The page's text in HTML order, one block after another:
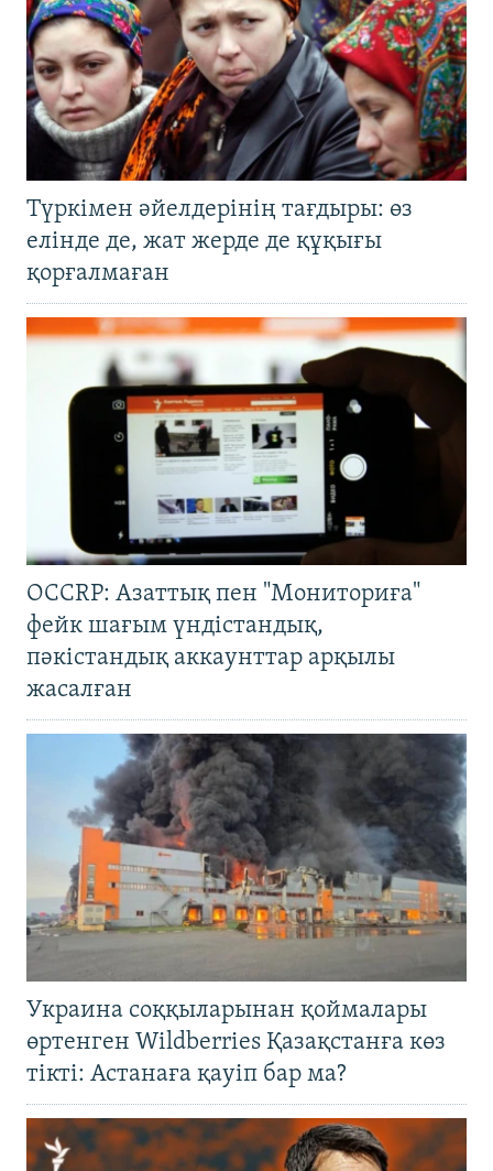
Түркімен әйелдерінің тағдыры: өз
елінде де, жат жерде де құқығы
қорғалмаған
OCCRP: Азаттық пен "Мониториға"
фейк шағым үндістандық,
пәкістандық аккаунттар арқылы
жасалған
Украина соққыларынан қоймалары
өртенген Wildberries Қазақстанға көз
тікті: Астанаға қауіп бар ма?